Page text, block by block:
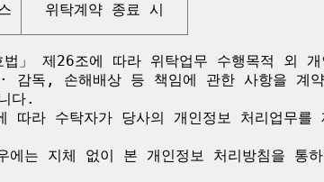
위탁계약 종료 시
」 제26조에 따라 위탁업무 수행목적 외
독, 손해배상 등 책임에 관한 사항을 계
다.
따라 수탁자가 당사의 개인정보 처리업무
는 지체 없이 본 개인정보 처리방침을 통